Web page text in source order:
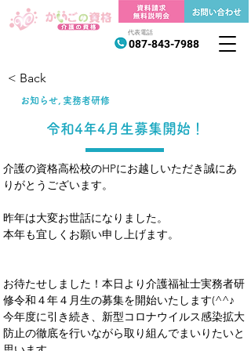
087-843-7988
代表電話
< Back
お知らせ, 実務者研修
令和4年4月生募集開始！
介護の資格高松校のHPにお越しいただき誠にあ
りがとうございます。
昨年は大変お世話になりました。
本年も宜しくお願い申し上げます。
お待たせしました！本日より介護福祉士実務者研
修令和４年４月生の募集を開始いたします(^^♪
今年度に引き続き、新型コロナウイルス感染拡大
防止の徹底を行いながら取り組んでまいりたいと